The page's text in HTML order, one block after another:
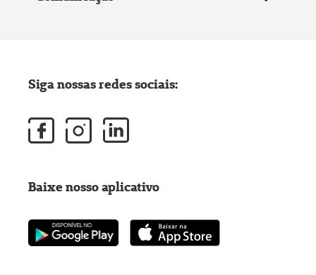
Siga nossas redes sociais:
Baixe nosso aplicativo